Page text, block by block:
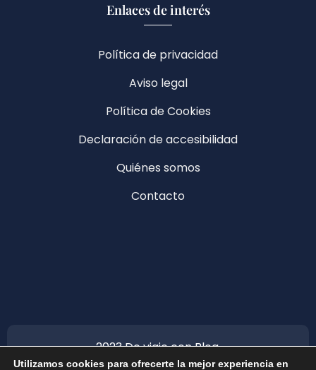
Enlaces de interés
Política de privacidad
Aviso legal
Política de Cookies
Declaración de accesibilidad
Quiénes somos
Contacto
2023 De viaje con Blog.
Utilizamos cookies para ofrecerte la mejor experiencia en